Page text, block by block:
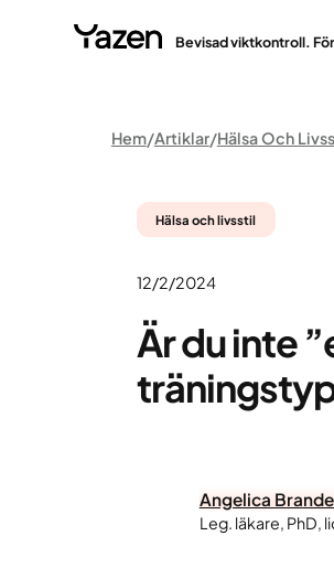
Bevisad viktkontroll.
Hem Artiklar Hälsa Och
Hälsa och livsstil
12/2/2024
Är du inte
Angelica
Leg. läkare, PhD,